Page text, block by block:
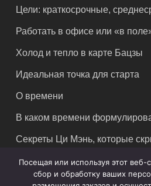
Цели: краткосрочные,
Работать в офисе или «в
Холод и тепло в карте Бацзы
Идеальная точка для старта
О времени
В каком времени
Секреты Ци Мэнь, которые
Посещая или используя этот веб-
сбор и обработку ваших